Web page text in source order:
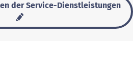
der Service-Dienstleistungen